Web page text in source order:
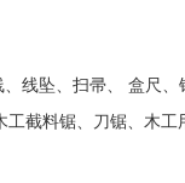
坠、扫帚、 盒尺、
截料锯、刀锯、木